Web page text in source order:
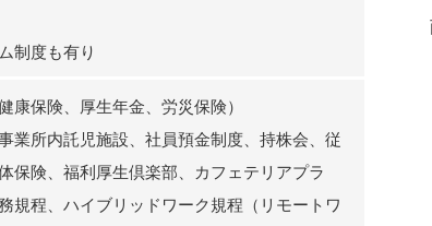
制度も有り
康保険、厚生年金、労災保険）
業所内託児施設、社員預金制度、持株会、従
保険、福利厚生倶楽部、カフェテリアプラ
規程、ハイブリッドワーク規程（リモートワ